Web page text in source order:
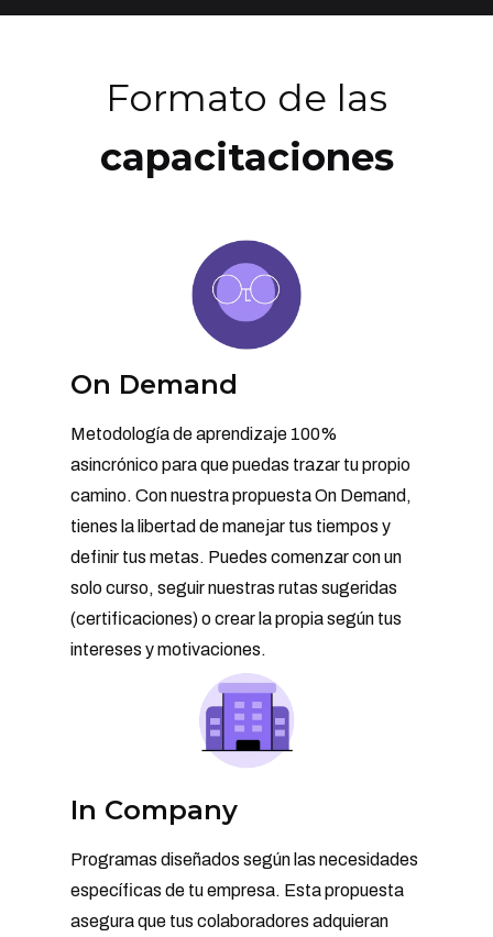
Formato de las
capacitaciones
On Demand
Metodología de aprendizaje 100%
asincrónico para que puedas trazar tu propio
camino. Con nuestra propuesta On Demand,
tienes la libertad de manejar tus tiempos y
definir tus metas. Puedes comenzar con un
solo curso, seguir nuestras rutas sugeridas
(certificaciones) o crear la propia según tus
intereses y motivaciones.
In Company
Programas diseñados según las necesidades
específicas de tu empresa. Esta propuesta
asegura que tus colaboradores adquieran